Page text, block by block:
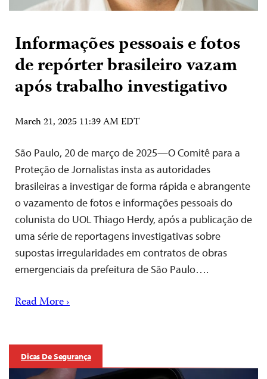
Informações pessoais e fotos
de repórter brasileiro vazam
após trabalho investigativo
March 21, 2025 11:39 AM EDT
São Paulo, 20 de março de 2025—O Comitê para a
Proteção de Jornalistas insta as autoridades
brasileiras a investigar de forma rápida e abrangente
o vazamento de fotos e informações pessoais do
colunista do UOL Thiago Herdy, após a publicação de
uma série de reportagens investigativas sobre
supostas irregularidades em contratos de obras
emergenciais da prefeitura de São Paulo….
Read More ›
Dicas De Segurança